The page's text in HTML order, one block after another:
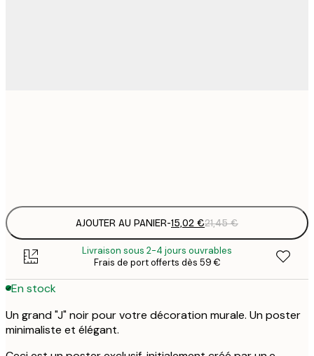
AJOUTER AU PANIER-15,02 €21,45 €
Livraison sous 2-4 jours ouvrables
Frais de port offerts dès 59 €
En stock
Un grand "J" noir pour votre décoration murale. Un poster
minimaliste et élégant.